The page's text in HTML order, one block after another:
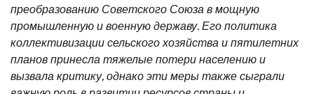
преобразованию Советского Союза в мощную
промышленную и военную державу. Его политика
коллективизации сельского хозяйства и пятилетних
планов принесла тяжелые потери населению и
вызвала критику, однако эти меры также сыграли